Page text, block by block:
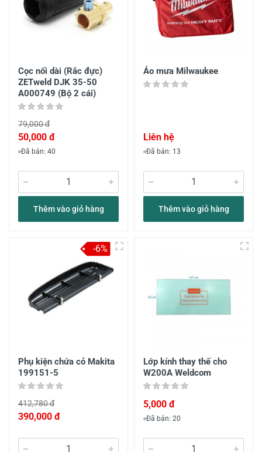
Cọc nối dài (Rắc đực)
ZETweld DJK 35-50
A000749 (Bộ 2 cái)
79,000 đ
50,000 đ
Đã bán: 40
Thêm vào giỏ hàng
Áo mưa Milwaukee
Liên hệ
Đã bán: 13
Thêm vào giỏ hàng
Phụ kiện chứa cỏ Makita
199151-5
412,780 đ
390,000 đ
-6%
Lớp kính thay thế cho
W200A Weldcom
5,000 đ
Đã bán: 20